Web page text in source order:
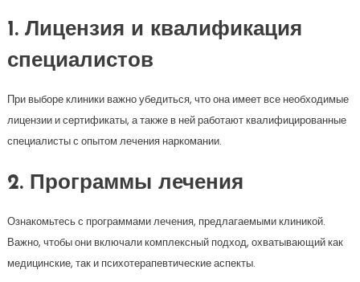
1. Лицензия и квалификация
специалистов
При выборе клиники важно убедиться, что она имеет все необходимые
лицензии и сертификаты, а также в ней работают квалифицированные
специалисты с опытом лечения наркомании.
2. Программы лечения
Ознакомьтесь с программами лечения, предлагаемыми клиникой.
Важно, чтобы они включали комплексный подход, охватывающий как
медицинские, так и психотерапевтические аспекты.